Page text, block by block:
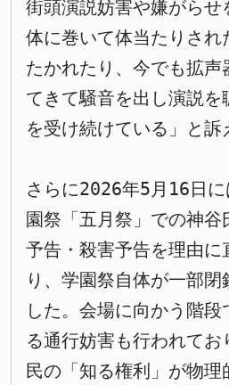
街頭演説妨害や嫌がらせ
体に巻いて体当たりされ
たかれたり、今でも拡声
てきて騒音を出し演説を
を受け続けている」と訴
さらに2026年5月16日
園祭「五月祭」での神谷
予告・殺害予告を理由に
り、学園祭自体が一部閉
した。会場に向かう階段
る通行妨害も行われて
民の「知る権利」が物理